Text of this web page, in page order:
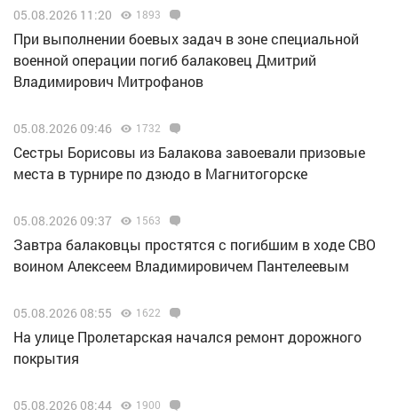
05.08.2026 11:20 1893
При выполнении боевых задач в зоне специальной
военной операции погиб балаковец Дмитрий
Владимирович Митрофанов
05.08.2026 09:46 1732
Сестры Борисовы из Балакова завоевали призовые
места в турнире по дзюдо в Магнитогорске
05.08.2026 09:37 1563
Завтра балаковцы простятся с погибшим в ходе СВО
воином Алексеем Владимировичем Пантелеевым
05.08.2026 08:55 1622
На улице Пролетарская начался ремонт дорожного
покрытия
05.08.2026 08:44 1900